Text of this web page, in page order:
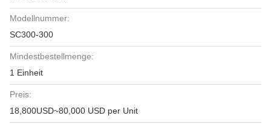
Modellnummer:
SC300-300
Mindestbestellmenge:
1 Einheit
Preis:
18,800USD~80,000 USD per Unit